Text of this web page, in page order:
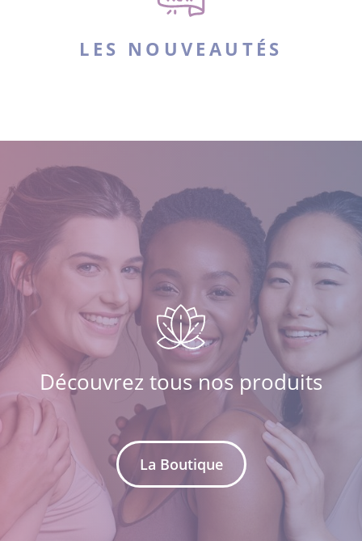
LES NOUVEAUTÉS
Découvrez tous nos produits
La Boutique